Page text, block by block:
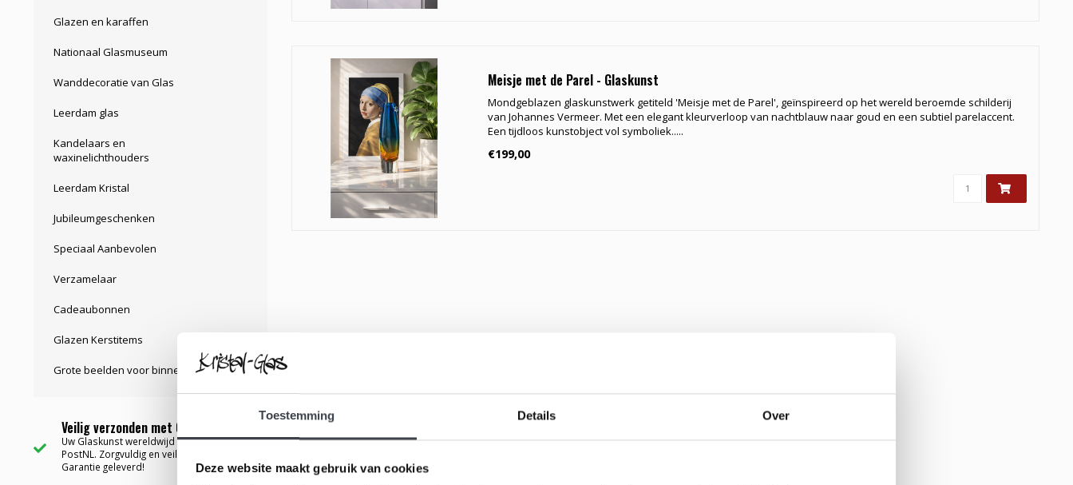
Toestemming Details Over
Deze website maakt gebruik van cookies
Glazen en karaffen
Nationaal Glasmuseum
Wanddecoratie van Glas
Leerdam glas
Kandelaars en
waxinelichthouders
Leerdam Kristal
Jubileumgeschenken
Speciaal Aanbevolen
Verzamelaar
Cadeaubonnen
Glazen Kerstitems
Grote beelden voor binnen
Veilig verzonden met Garantie ✅
Uw Glaskunst wereldwijd bezorgd via
PostNL. Zorgvuldig en veilig verpakt met
Garantie geleverd!
Meisje met de Parel - Glaskunst
Mondgeblazen glaskunstwerk getiteld 'Meisje met de Parel', geïnspireerd op het wereld beroemde schilderij
van Johannes Vermeer. Met een elegant kleurverloop van nachtblauw naar goud en een subtiel parelaccent.
Een tijdloos kunstobject vol symboliek.....
€199,00